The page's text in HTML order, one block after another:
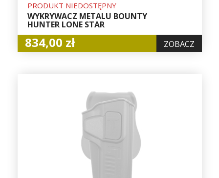
PRODUKT NIEDOSTĘPNY
WYKRYWACZ METALU BOUNTY
HUNTER LONE STAR
834,00 zł ZOBACZ